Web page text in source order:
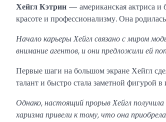
Хейгл Кэтрин — американская актриса и
красоте и профессионализму. Она
Начало карьеры Хейгл связано с миром
внимание агентов, и они предложили ей
Первые шаги на большом экране Хейгл
талант и быстро стала заметной фигурой
Однако, настоящий прорыв Хейгл
харизма привели к тому, что она